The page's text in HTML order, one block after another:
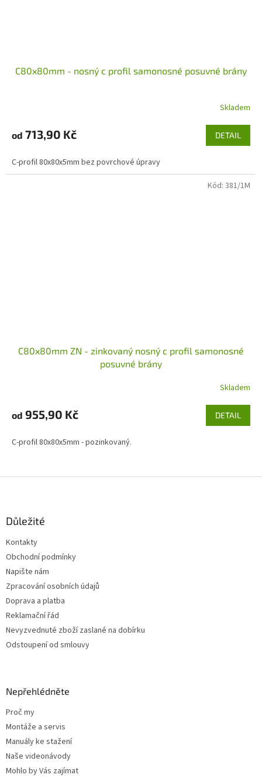
C80x80mm - nosný c profil samonosné posuvné brány
Skladem
od 713,90 Kč DETAIL
C-profil 80x80x5mm bez povrchové úpravy
C80x80mm ZN - zinkovaný nosný c profil samonosné
posuvné brány
Skladem
od 955,90 Kč DETAIL
C-profil 80x80x5mm - pozinkovaný.
Kód: 381/1M
Důležité
Kontakty
Obchodní podmínky
Napište nám
Zpracování osobních údajů
Doprava a platba
Reklamační řád
Nevyzvednuté zboží zaslané na dobírku
Odstoupení od smlouvy
Nepřehlédněte
Proč my
Montáže a servis
Manuály ke stažení
Naše videonávody
Mohlo by Vás zajímat